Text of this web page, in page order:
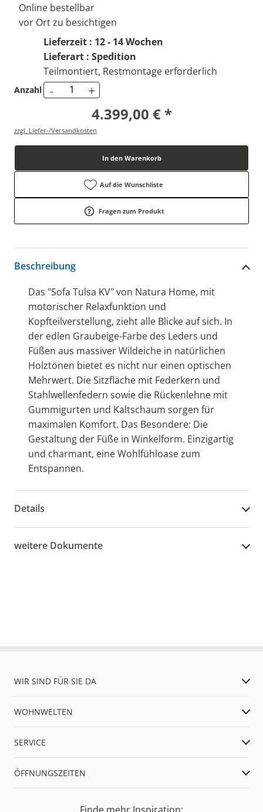
Online bestellbar
vor Ort zu besichtigen
Lieferzeit : 12 - 14 Wochen
Lieferart : Spedition
Teilmontiert, Restmontage erforderlich
Anzahl - +
4.399,00 € *
zzgl. Liefer-/Versandkosten
In den Warenkorb
Auf die Wunschliste
Fragen zum Produkt
Beschreibung
Das "Sofa Tulsa KV" von Natura Home, mit
motorischer Relaxfunktion und
Kopfteilverstellung, zieht alle Blicke auf sich. In
der edlen Graubeige-Farbe des Leders und
Füßen aus massiver Wildeiche in natürlichen
Holztönen bietet es nicht nur einen optischen
Mehrwert. Die Sitzfläche mit Federkern und
Stahlwellenfedern sowie die Rückenlehne mit
Gummigurten und Kaltschaum sorgen für
maximalen Komfort. Das Besondere: Die
Gestaltung der Füße in Winkelform. Einzigartig
und charmant, eine Wohlfühloase zum
Entspannen.
Details
weitere Dokumente
WIR SIND FÜR SIE DA
WOHNWELTEN
SERVICE
ÖFFNUNGSZEITEN